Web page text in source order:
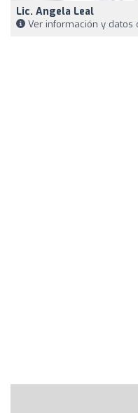
Lic. Angela Leal
Ver información y datos